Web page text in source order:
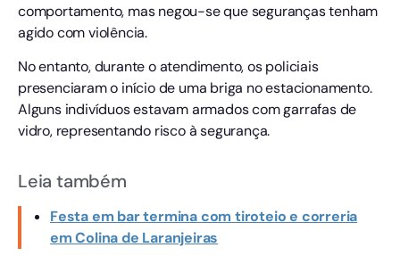
comportamento, mas negou-se que seguranças tenham
agido com violência.
No entanto, durante o atendimento, os policiais
presenciaram o início de uma briga no estacionamento.
Alguns indivíduos estavam armados com garrafas de
vidro, representando risco à segurança.
Leia também
Festa em bar termina com tiroteio e correria
em Colina de Laranjeiras